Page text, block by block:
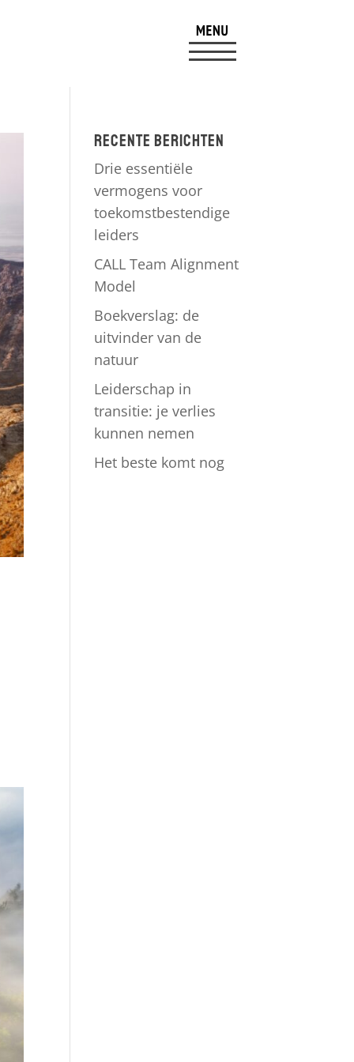
Recente berichten
Drie essentiële
vermogens voor
toekomstbestendige
leiders
CALL Team Alignment
Model
Boekverslag: de
uitvinder van de
natuur
Leiderschap in
transitie: je verlies
kunnen nemen
Het beste komt nog